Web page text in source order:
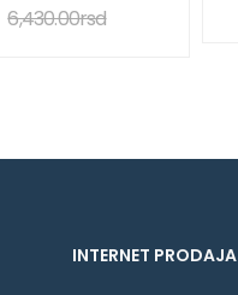
6,430.00rsd
INTERNET PRODAJA